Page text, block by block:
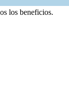
los beneficios.